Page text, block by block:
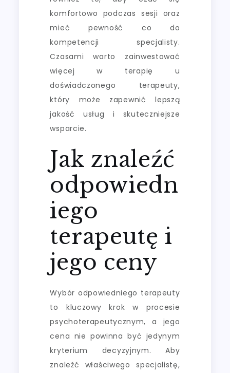
komfortowo podczas sesji oraz
mieć pewność co do
kompetencji specjalisty.
Czasami warto zainwestować
więcej w terapię u
doświadczonego terapeuty,
który może zapewnić lepszą
jakość usług i skuteczniejsze
wsparcie.
Jak znaleźć
odpowiedn
iego
terapeutę i
jego ceny
Wybór odpowiedniego terapeuty
to kluczowy krok w procesie
psychoterapeutycznym, a jego
cena nie powinna być jedynym
kryterium decyzyjnym. Aby
znaleźć właściwego specjalistę,